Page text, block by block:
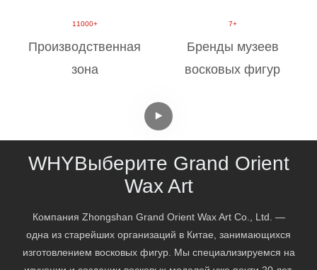
11000+
Производственная
зона
7+
Бренды музеев
восковых фигур
WHYВыберите Grand Orient
Wax Art
Компания Zhongshan Grand Orient Wax Art Co., Ltd. —
одна из старейших организаций в Китае, занимающихся
изготовлением восковых фигур. Мы специализируемся на